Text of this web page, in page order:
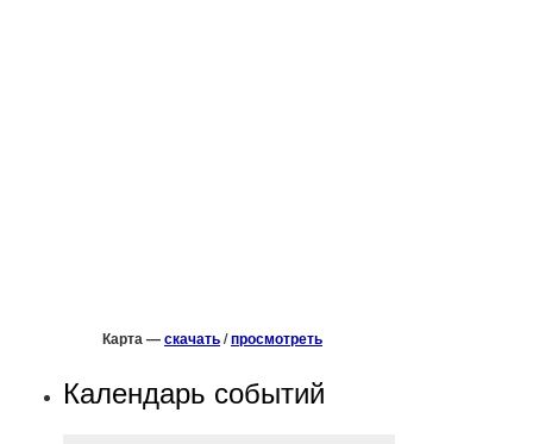
Карта —скачать/просмотреть
Календарь событий